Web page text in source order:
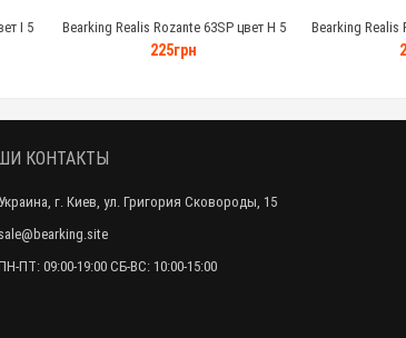
I 5
Bearking Realis Rozante 63SP цвет H 5
грамм
225грн
Bearking Realis
КОНТАКТЫ
Украина, г. Киев, ул. Григория Сковороды, 15
sale@bearking.site
ПТ: 09:00-19:00 СБ-ВС: 10:00-15:00